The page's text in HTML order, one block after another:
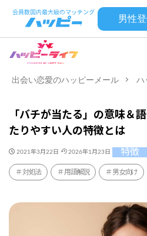
男性
出会い恋愛のハッピーメール ハ
「バチが当たる」の意味＆
たりやすい人の特徴とは
2021年3月22日 2026年1月23日 特徴
対処法 用語解説 男女向け